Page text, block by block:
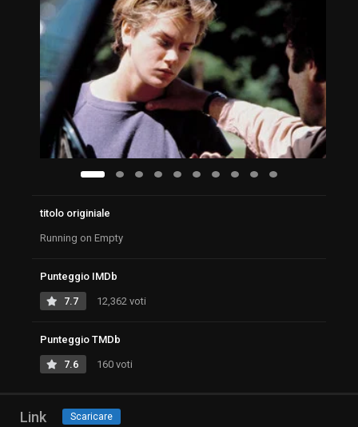
titolo originiale
Running on Empty
Punteggio IMDb
7.7 12,362 voti
Punteggio TMDb
7.6 160 voti
Link Scaricare